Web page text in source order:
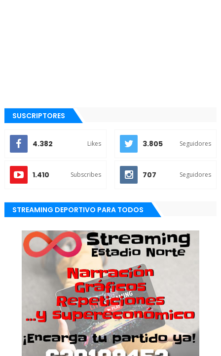
SUSCRIPTORES
4.382 Likes 3.805 Seguidores
1.410 Subscribes 707 Seguidores
STREAMING DEPORTIVO PARA TODOS